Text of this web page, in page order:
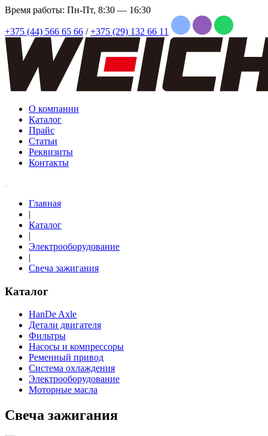
Время работы: Пн-Пт, 8:30 — 16:30
+375 (44) 566 65 66 / +375 (29) 132 66 11
О компании
Каталог
Прайс
Статьи
Реквизиты
Контакты
Главная
|
Каталог
|
Электрооборудование
|
Свеча зажигания
Каталог
HanDe Axle
Детали двигателя
Фильтры
Насосы и компрессоры
Ременный привод
Система охлаждения
Электрооборудование
Моторные масла
Свеча зажигания